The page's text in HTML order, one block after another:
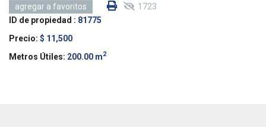
agregar a favoritos 1723
ID de propiedad : 81775
Precio: $ 11,500
Metros Útiles: 200.00 m2